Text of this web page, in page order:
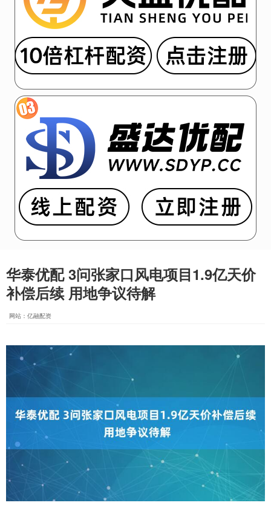
华泰优配 3问张家口风电项目1.9亿天价
补偿后续 用地争议待解
网站：亿融配资